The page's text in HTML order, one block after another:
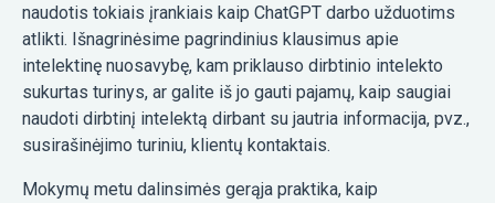
naudotis tokiais įrankiais kaip ChatGPT darbo užduotims
atlikti. Išnagrinėsime pagrindinius klausimus apie
intelektinę nuosavybę, kam priklauso dirbtinio intelekto
sukurtas turinys, ar galite iš jo gauti pajamų, kaip saugiai
naudoti dirbtinį intelektą dirbant su jautria informacija, pvz.,
susirašinėjimo turiniu, klientų kontaktais.
Mokymų metu dalinsimės gerąja praktika, kaip